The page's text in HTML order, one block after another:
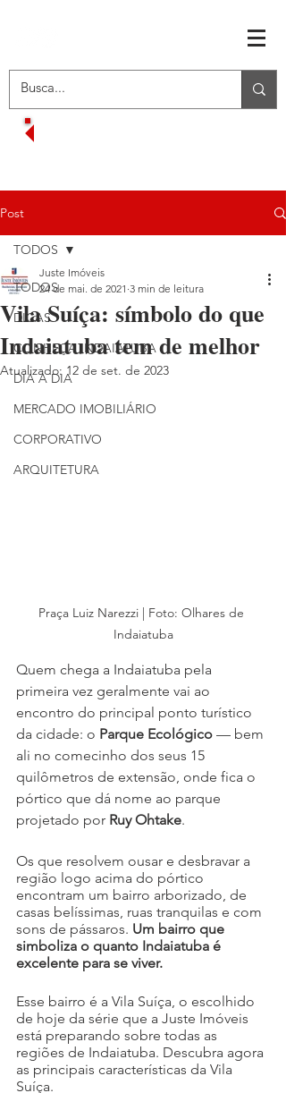
Post
TODOS
DICAS
CONHEÇA INDAIATUBA
DIA A DIA
MERCADO IMOBILIÁRIO
CORPORATIVO
ARQUITETURA
TODOS
Vila Suíça: símbolo do que
Indaiatuba tem de melhor
Juste Imóveis
24 de mai. de 2021 3 min de leitura
Atualizado: 12 de set. de 2023
Praça Luiz Narezzi | Foto: Olhares de
Indaiatuba
Quem chega a Indaiatuba pela
primeira vez geralmente vai ao
encontro do principal ponto turístico
da cidade: o Parque Ecológico — bem
ali no comecinho dos seus 15
quilômetros de extensão, onde fica o
pórtico que dá nome ao parque
projetado por Ruy Ohtake.
Os que resolvem ousar e desbravar a
região logo acima do pórtico
encontram um bairro arborizado, de
casas belíssimas, ruas tranquilas e com
sons de pássaros. Um bairro que
simboliza o quanto Indaiatuba é
excelente para se viver.
Esse bairro é a Vila Suíça, o escolhido
de hoje da série que a Juste Imóveis
está preparando sobre todas as
regiões de Indaiatuba. Descubra agora
as principais características da Vila
Suíça.